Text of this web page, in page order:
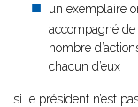
un exemplaire
accompagné
nombre
chacun d’eux
si le président n’est